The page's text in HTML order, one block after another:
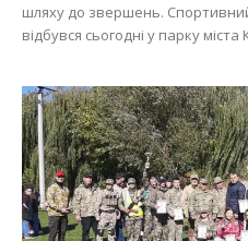
шляху до звершень.
відбувся сьогодні у парку міста